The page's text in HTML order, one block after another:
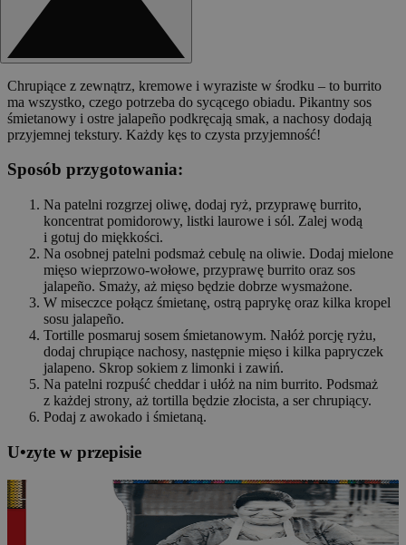
Chrupiące z zewnątrz, kremowe i wyraziste w środku – to burrito
ma wszystko, czego potrzeba do sycącego obiadu. Pikantny sos
śmietanowy i ostre jalapeño podkręcają smak, a nachosy dodają
przyjemnej tekstury. Każdy kęs to czysta przyjemność!
Sposób przygotowania:
Na patelni rozgrzej oliwę, dodaj ryż, przyprawę burrito,
koncentrat pomidorowy, listki laurowe i sól. Zalej wodą
i gotuj do miękkości.
Na osobnej patelni podsmaż cebulę na oliwie. Dodaj mielone
mięso wieprzowo-wołowe, przyprawę burrito oraz sos
jalapeño. Smaży, aż mięso będzie dobrze wysmażone.
W miseczce połącz śmietanę, ostrą paprykę oraz kilka kropel
sosu jalapeño.
Tortille posmaruj sosem śmietanowym. Nałóż porcję ryżu,
dodaj chrupiące nachosy, następnie mięso i kilka papryczek
jalapeno. Skrop sokiem z limonki i zawiń.
Na patelni rozpuść cheddar i ułóż na nim burrito. Podsmaż
z każdej strony, aż tortilla będzie złocista, a ser chrupiący.
Podaj z awokado i śmietaną.
U•zyte w przepisie